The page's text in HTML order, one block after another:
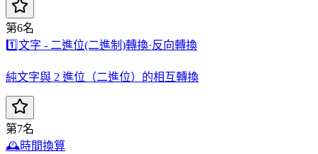
第6名
1️⃣文字 - 二進位(二進制)轉換·反向轉換
純文字與 2 進位（二進位）的相互轉換
第7名
🕰️時間換算